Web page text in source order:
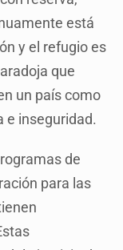
está
y el refugio es
que
un país como
e inseguridad.
de
para las